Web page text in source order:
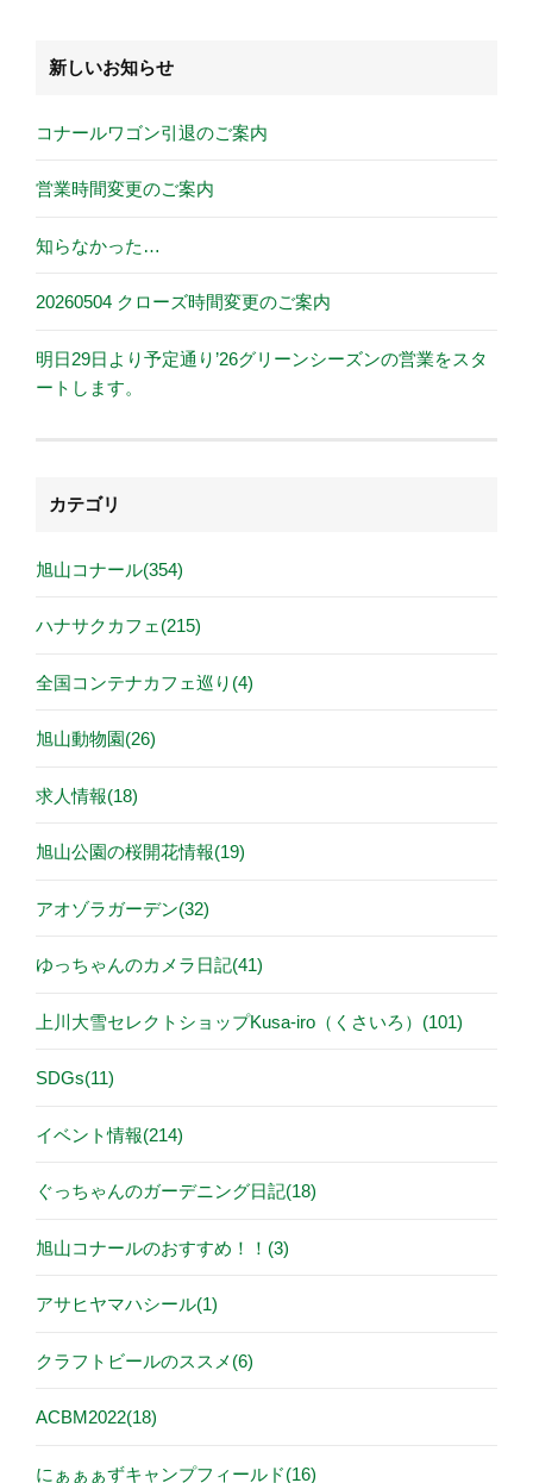
新しいお知らせ
コナールワゴン引退のご案内
営業時間変更のご案内
知らなかった…
20260504 クローズ時間変更のご案内
明日29日より予定通り’26グリーンシーズンの営業をスタ
ートします。
カテゴリ
旭山コナール(354)
ハナサクカフェ(215)
全国コンテナカフェ巡り(4)
旭山動物園(26)
求人情報(18)
旭山公園の桜開花情報(19)
アオゾラガーデン(32)
ゆっちゃんのカメラ日記(41)
上川大雪セレクトショップKusa-iro（くさいろ）(101)
SDGs(11)
イベント情報(214)
ぐっちゃんのガーデニング日記(18)
旭山コナールのおすすめ！！(3)
アサヒヤマハシール(1)
クラフトビールのススメ(6)
ACBM2022(18)
にぁぁぁずキャンプフィールド(16)